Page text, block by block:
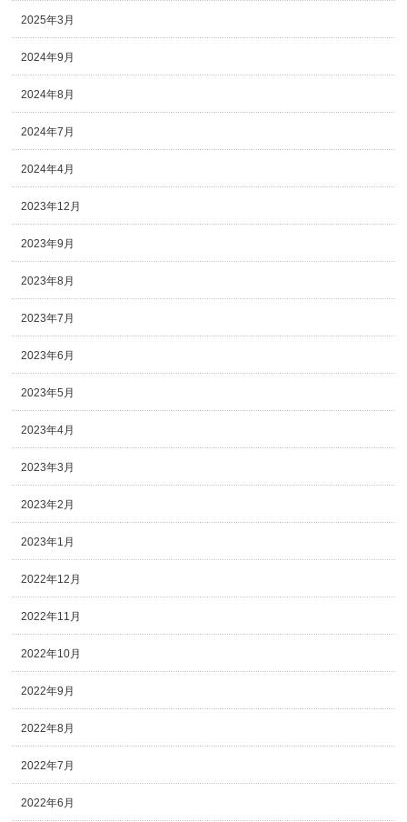
2025年3月
2024年9月
2024年8月
2024年7月
2024年4月
2023年12月
2023年9月
2023年8月
2023年7月
2023年6月
2023年5月
2023年4月
2023年3月
2023年2月
2023年1月
2022年12月
2022年11月
2022年10月
2022年9月
2022年8月
2022年7月
2022年6月